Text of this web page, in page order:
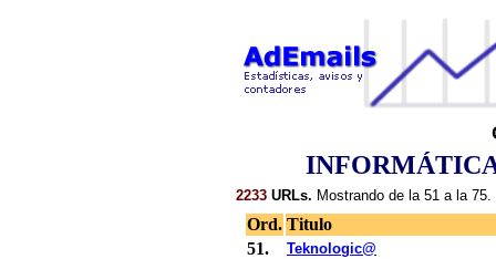
2233 URLs. Mostrando de la 51 a la 75.
Ord. Titulo
51.
Teknologic@